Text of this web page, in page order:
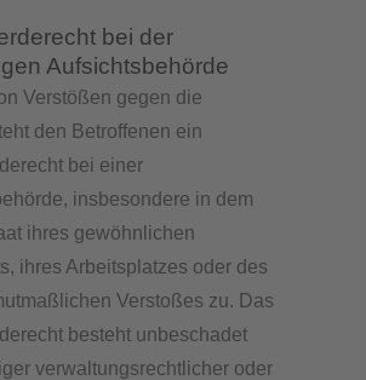
bei der
Aufsichts­behörde
Verstößen gegen die
den Betroffenen ein
bei einer
insbesondere in dem
ihres gewöhnlichen
ihres Arbeitsplatzes oder des
Verstoßes zu. Das
besteht unbeschadet
verwaltungsrechtlicher oder